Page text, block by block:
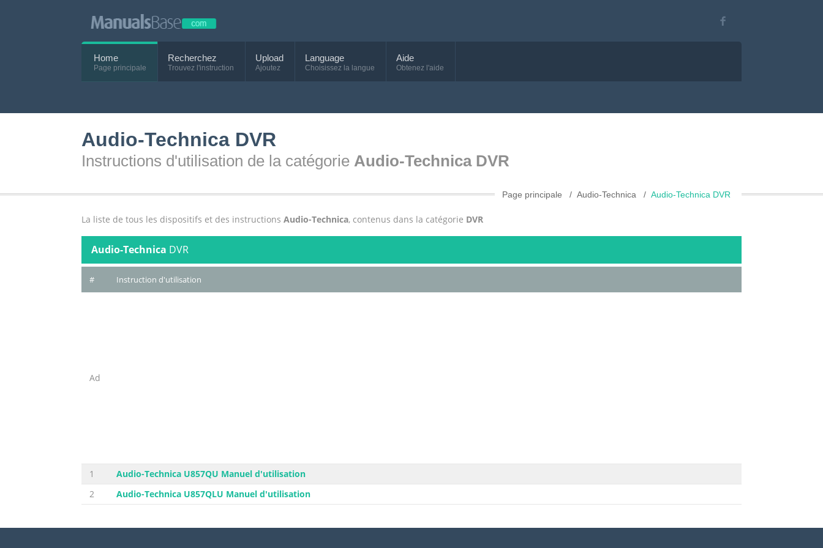
Home
Page principale
Recherchez
Trouvez l'instruction
Upload
Ajoutez
Language
Choisissez la langue
Aide
Obtenez l'aide
Audio-Technica DVR
Instructions d'utilisation de la catégorie Audio-Technica DVR
Page principale Audio-Technica Audio-Technica DVR
La liste de tous les dispositifs et des instructions Audio-Technica, contenus dans la catégorie DVR
Audio-Technica DVR
# Instruction d'utilisation
Ad
1
Audio-Technica U857QU Manuel d'utilisation
2
Audio-Technica U857QLU Manuel d'utilisation